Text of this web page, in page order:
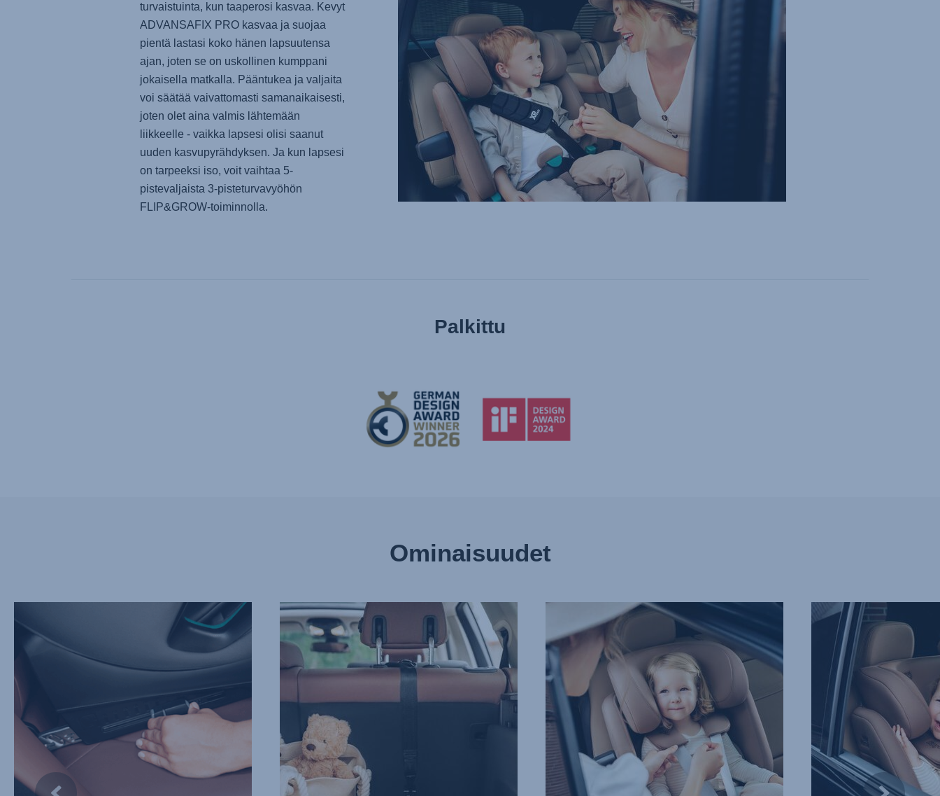
turvaistuinta, kun taaperosi kasvaa. Kevyt
ADVANSAFIX PROkasvaa ja suojaa
pientä lastasi koko hänen lapsuutensa
ajan, joten se on uskollinen kumppani
jokaisella matkalla. Pääntukea ja valjaita
voi säätää vaivattomasti samanaikaisesti,
joten olet aina valmis lähtemään
liikkeelle - vaikka lapsesi olisi saanut
uuden kasvupyrähdyksen. Ja kun lapsesi
on tarpeeksi iso, voit vaihtaa 5-
pistevaljaista 3-pisteturvavyöhön
FLIP&GROW-toiminnolla.
Palkittu
Ominaisuudet
ISOFIX-
KIINNIKKEET,
VÄHENTÄÄ
LOUKKAANTUMISRISKIÄ,
2/13
TURVALLISET
5-
PISTEVALJAAT,
3/13
PEHMEÄT
TEKNISET
RINTAPEHMUSTEET,